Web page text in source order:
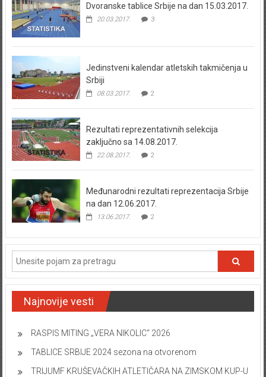
Dvoranske tablice Srbije na dan 15.03.2017.
20.03.2017. 3
Jedinstveni kalendar atletskih takmičenja u
Srbiji
08.03.2017. 2
Rezultati reprezentativnih selekcija
zaključno sa 14.08.2017.
22.08.2017. 2
Međunarodni rezultati reprezentacija Srbije
na dan 12.06.2017.
13.06.2017. 2
Najnovije vesti
RASPIS MITING „VERA NIKOLIC“ 2026
TABLICE SRBIJE 2024 sezona na otvorenom
TRIJUMF KRUŠEVAČKIH ATLETIČARA NA ZIMSKOM KUP-U